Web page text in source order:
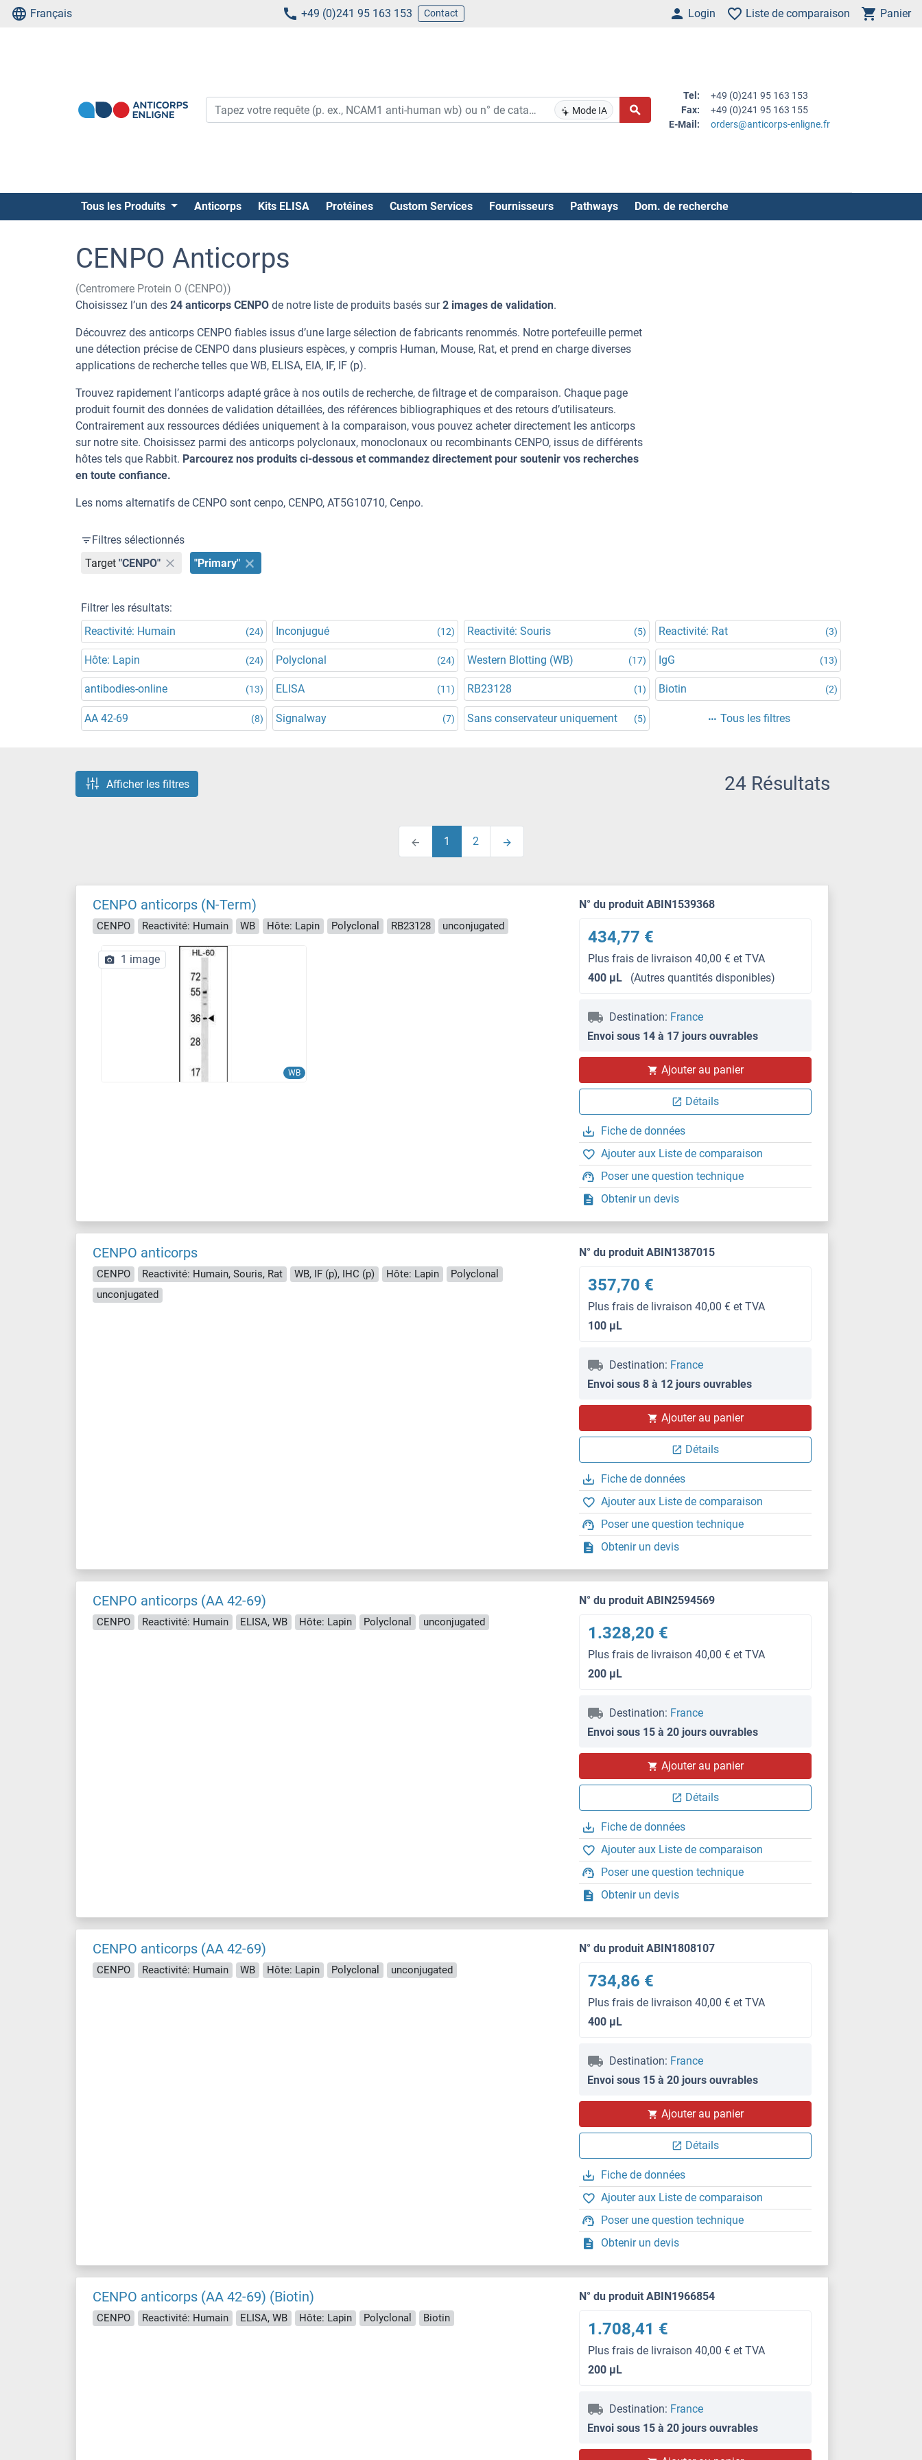
Français +49 (0)241 95 163 153 Contact Login Liste de comparaison Panier
Mode IA
Tel:
+49 (0)241 95 163 153
Fax:
+49 (0)241 95 163 155
E-Mail:
orders@anticorps-enligne.fr
Tous les Produits Anticorps Kits ELISA Protéines Custom Services Fournisseurs Pathways Dom. de recherche
CENPO Anticorps
(Centromere Protein O (CENPO))
Choisissez l’un des 24 anticorps CENPO de notre liste de produits basés sur2 images de validation.
Découvrez des anticorps CENPO fiables issus d’une large sélection de fabricants renommés. Notre portefeuille permet
une détection précise de CENPO dans plusieurs espèces, y compris Human, Mouse, Rat, et prend en charge diverses
applications de recherche telles que WB, ELISA, EIA, IF, IF (p).
Trouvez rapidement l’anticorps adapté grâce à nos outils de recherche, de filtrage et de comparaison. Chaque page
produit fournit des données de validation détaillées, des références bibliographiques et des retours d’utilisateurs.
Contrairement aux ressources dédiées uniquement à la comparaison, vous pouvez acheter directement les anticorps
sur notre site. Choisissez parmi des anticorps polyclonaux, monoclonaux ou recombinants CENPO, issus de différents
hôtes tels que Rabbit. Parcourez nos produits ci-dessous et commandez directement pour soutenir vos recherches
en toute confiance.
Les noms alternatifs de CENPO sont cenpo, CENPO, AT5G10710, Cenpo.
Filtres sélectionnés
Target "CENPO" "Primary"
Filtrer les résultats:
Reactivité: Humain
(24) Inconjugué (12) Reactivité: Souris (5) Reactivité: Rat (3)
Hôte: Lapin (24) Polyclonal (24) Western Blotting (WB) (17) IgG (13)
antibodies-online (13) ELISA (11) RB23128 (1) Biotin (2)
AA 42-69 (8) Signalway (7) Sans conservateur uniquement (5) Tous les filtres
Afficher les filtres 24 Résultats
1 2
CENPO anticorps (N-Term)
CENPO Reactivité: Humain WB Hôte: Lapin Polyclonal RB23128 unconjugated
WB
1 image
N° du produit ABIN1539368
434,77 €
Plus frais de livraison 40,00 € et TVA
400 μL
(Autres quantités disponibles)
Destination: France
Envoi sous 14 à 17 jours ouvrables
Ajouter au panier
Détails
Fiche de données
Ajouter aux Liste de comparaison
Poser une question technique
Obtenir un devis
CENPO anticorps
CENPO Reactivité: Humain, Souris, Rat WB, IF (p), IHC (p) Hôte: Lapin
Polyclonal
unconjugated
N° du produit ABIN1387015
357,70 €
Plus frais de livraison 40,00 € et TVA
100 μL
Destination: France
Envoi sous 8 à 12 jours ouvrables
Ajouter au panier
Détails
Fiche de données
Ajouter aux Liste de comparaison
Poser une question technique
Obtenir un devis
CENPO anticorps (AA 42-69)
CENPO Reactivité: Humain ELISA, WB Hôte: Lapin Polyclonal unconjugated
N° du produit ABIN2594569
1.328,20 €
Plus frais de livraison 40,00 € et TVA
200 μL
Destination: France
Envoi sous 15 à 20 jours ouvrables
Ajouter au panier
Détails
Fiche de données
Ajouter aux Liste de comparaison
Poser une question technique
Obtenir un devis
CENPO anticorps (AA 42-69)
CENPO Reactivité: Humain WB Hôte: Lapin Polyclonal unconjugated
N° du produit ABIN1808107
734,86 €
Plus frais de livraison 40,00 € et TVA
400 μL
Destination: France
Envoi sous 15 à 20 jours ouvrables
Ajouter au panier
Détails
Fiche de données
Ajouter aux Liste de comparaison
Poser une question technique
Obtenir un devis
CENPO anticorps (AA 42-69) (Biotin)
CENPO Reactivité: Humain ELISA, WB Hôte: Lapin Polyclonal Biotin
N° du produit ABIN1966854
1.708,41 €
Plus frais de livraison 40,00 € et TVA
200 μL
Destination: France
Envoi sous 15 à 20 jours ouvrables